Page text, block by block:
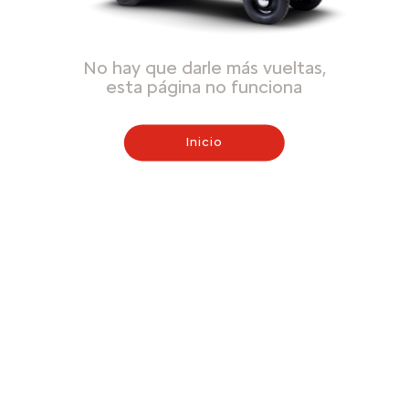
No hay que darle más vueltas,
esta página no funciona
Inicio